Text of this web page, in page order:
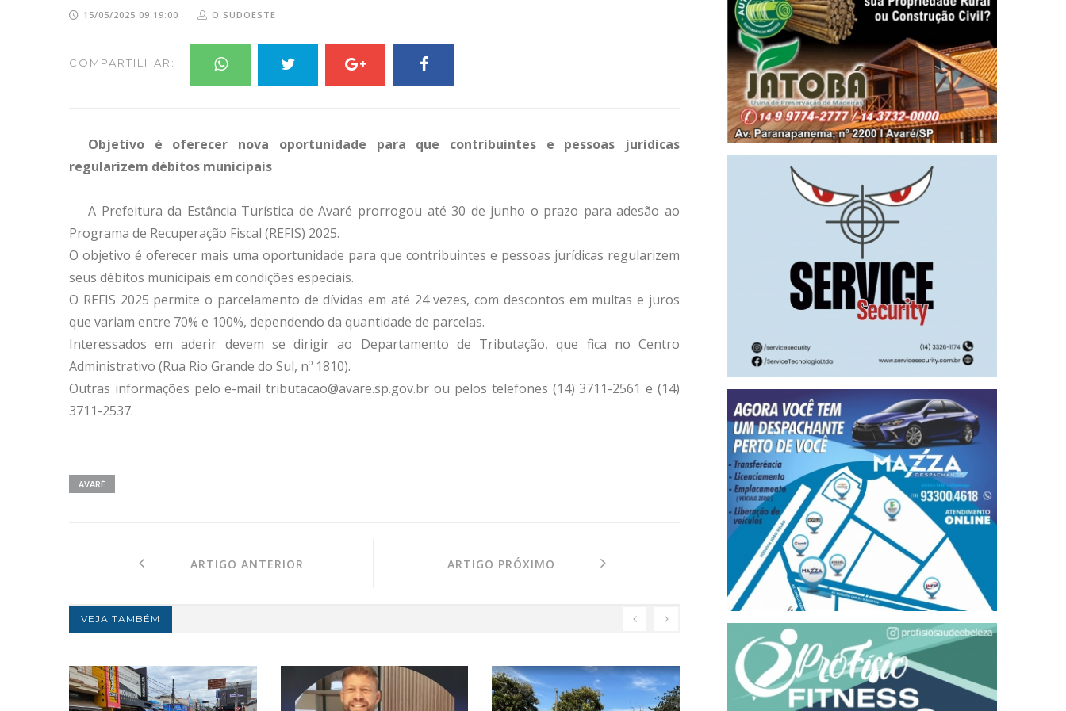
15/05/2025 09:19:00 O SUDOESTE
COMPARTILHAR:
Objetivo é oferecer nova oportunidade para que contribuintes e pessoas jurídicas
regularizem débitos municipais
A Prefeitura da Estância Turística de Avaré prorrogou até 30 de junho o prazo para adesão ao
Programa de Recuperação Fiscal (REFIS) 2025.
O objetivo é oferecer mais uma oportunidade para que contribuintes e pessoas jurídicas regularizem
seus débitos municipais em condições especiais.
O REFIS 2025 permite o parcelamento de dívidas em até 24 vezes, com descontos em multas e juros
que variam entre 70% e 100%, dependendo da quantidade de parcelas.
Interessados em aderir devem se dirigir ao Departamento de Tributação, que fica no Centro
Administrativo (Rua Rio Grande do Sul, nº 1810).
Outras informações pelo e-mail tributacao@avare.sp.gov.br ou pelos telefones (14) 3711-2561 e (14)
3711-2537.
AVARÉ
ARTIGO ANTERIOR ARTIGO PRÓXIMO
VEJA TAMBÉM